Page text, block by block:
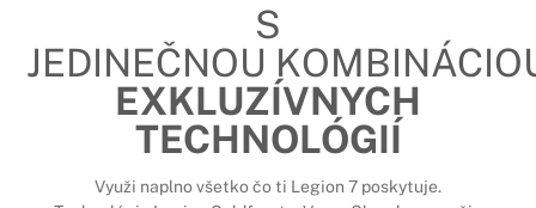
S
JEDINEČNOU
EXKLUZÍVNYCH
TECHNOLÓGIÍ
Využi naplno všetko čo ti Legion 7 poskytuje.